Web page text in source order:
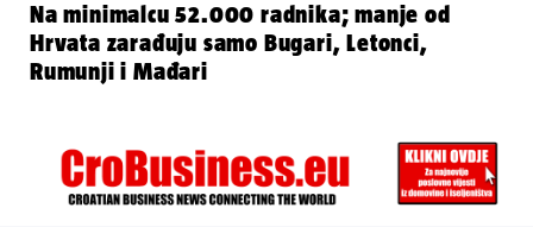
Na minimalcu 52.000 radnika; manje od
Hrvata zarađuju samo Bugari, Letonci,
Rumunji i Mađari